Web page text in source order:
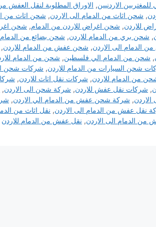
الاردنيين, الاوراق المطلوبة لنقل العفش
, شحن اثاث من الدمام الى الاردن, شحن اثاث من
للاردن, شحن اغراض للاردن من الدمام, شحن
, شحن بري من الدمام للاردن, شحن بضائع من الدمام
الدمام الى الاردن, شحن عفش من الدمام للاردن,
, شحن من الدمام الي فلسطين, شحن من الدمام
شحن السيارات من الدمام للاردن, شركات شحن
من الدمام للاردن, شركات نقل اثاث للاردن,
, شركات نقل عفش للاردن, شركة شحن الى الاردن,
, شركة شحن عفش من الدمام الي الاردن,
نقل عفش من الدمام الى الاردن, نقل اثاث من
من الدمام الى الاردن, نقل عفش من الدمام للاردن